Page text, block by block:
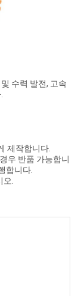
수력 발전, 고속
제작합니다.
우 반품 가능합니
합니다.
.